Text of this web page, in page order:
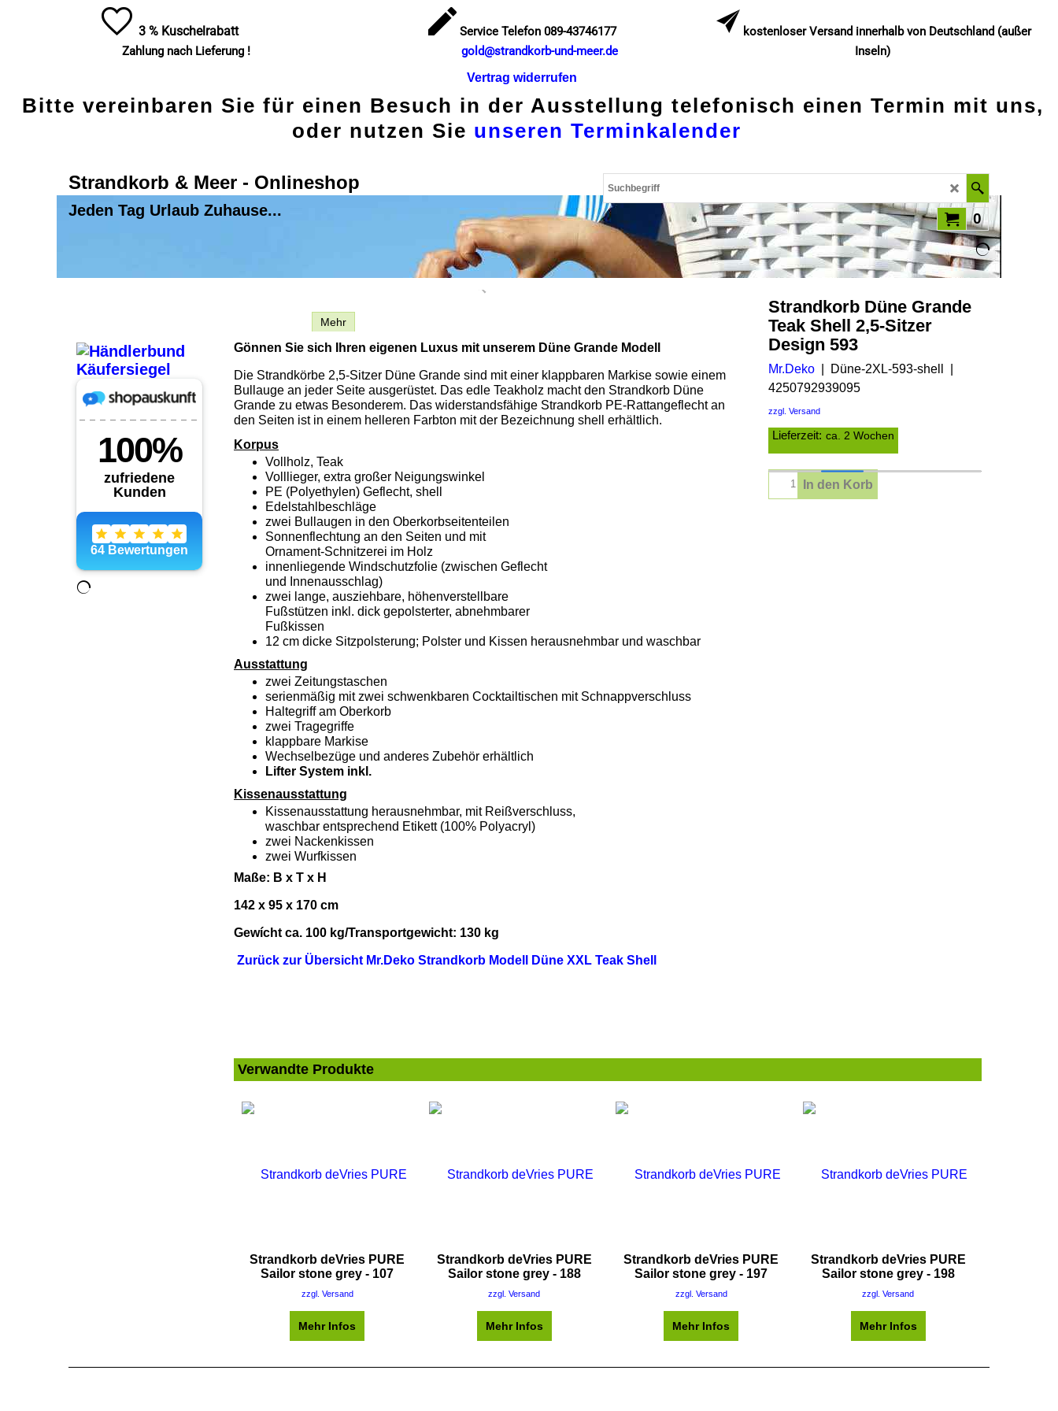
3 % Kuschelrabatt
Zahlung nach Lieferung !
Service Telefon 089-43746177
gold@strandkorb-und-meer.de
Vertrag widerrufen
kostenloser Versand innerhalb von Deutschland (außer
Inseln)
Bitte vereinbaren Sie für einen Besuch in der Ausstellung telefonisch einen Termin mit uns,
oder nutzen Sie unseren Terminkalender
Strandkorb & Meer - Onlineshop
Jeden Tag Urlaub Zuhause... 0
Strandkorb Düne Grande
Teak Shell 2,5-Sitzer
Design 593
Mr.Deko
Düne-2XL-593-shell
4250792939095
zzgl. Versand
Lieferzeit: ca. 2 Wochen
In den Korb
Mehr
Gönnen Sie sich Ihren eigenen Luxus mit unserem Düne Grande Modell
Die Strandkörbe 2,5-Sitzer Düne Grande sind mit einer klappbaren Markise sowie einem
Bullauge an jeder Seite ausgerüstet. Das edle Teakholz macht den Strandkorb Düne
Grande zu etwas Besonderem. Das widerstandsfähige Strandkorb PE-Rattangeflecht an
den Seiten ist in einem helleren Farbton mit der Bezeichnung shell erhältlich.
Korpus
Vollholz, Teak
Volllieger, extra großer Neigungswinkel
PE (Polyethylen) Geflecht, shell
Edelstahlbeschläge
zwei Bullaugen in den Oberkorbseitenteilen
Sonnenflechtung an den Seiten und mit
Ornament-Schnitzerei im Holz
innenliegende Windschutzfolie (zwischen Geflecht
und Innenausschlag)
zwei lange, ausziehbare, höhenverstellbare
Fußstützen inkl. dick gepolsterter, abnehmbarer
Fußkissen
12 cm dicke Sitzpolsterung; Polster und Kissen herausnehmbar und waschbar
Ausstattung
zwei Zeitungstaschen
serienmäßig mit zwei schwenkbaren Cocktailtischen mit Schnappverschluss
Haltegriff am Oberkorb
zwei Tragegriffe
klappbare Markise
Wechselbezüge und anderes Zubehör erhältlich
Lifter System inkl.
Kissenausstattung
Kissenausstattung herausnehmbar, mit Reißverschluss,
waschbar entsprechend Etikett (100% Polyacryl)
zwei Nackenkissen
zwei Wurfkissen
Maße: B x T x H
142 x 95 x 170 cm
Gewícht ca. 100 kg/Transportgewicht: 130 kg
Zurück zur Übersicht Mr.Deko Strandkorb Modell Düne XXL Teak Shell
Verwandte Produkte
Strandkorb deVries PURE
Sailor stone grey - 107
zzgl. Versand
Mehr Infos
Strandkorb deVries PURE
Sailor stone grey - 188
zzgl. Versand
Mehr Infos
Strandkorb deVries PURE
Sailor stone grey - 197
zzgl. Versand
Mehr Infos
Strandkorb deVries PURE
Sailor stone grey - 198
zzgl. Versand
Mehr Infos